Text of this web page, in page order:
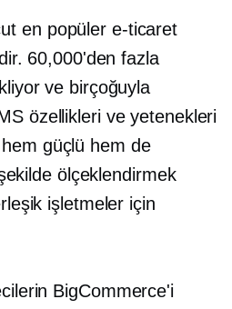
en popüler e-ticaret
60,000'den fazla
ve birçoğuyla
özellikleri ve yetenekleri
güçlü hem de
ölçeklendirmek
işletmeler için
BigCommerce'i